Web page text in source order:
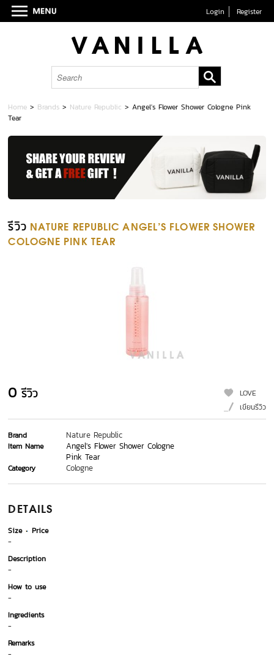
Login Register
Home > Brands > Nature Republic >Angel's Flower Shower Cologne Pink
Tear
รีวิว NATURE REPUBLIC ANGEL'S FLOWER SHOWER
COLOGNE PINK TEAR
0 รีวิว
LOVE
เขียนรีวิว
Brand Nature Republic
Item Name
Angel's Flower Shower Cologne
Pink Tear
Category Cologne
DETAILS
Size
Price
-
Description
-
How to use
-
Ingredients
-
Remarks
-